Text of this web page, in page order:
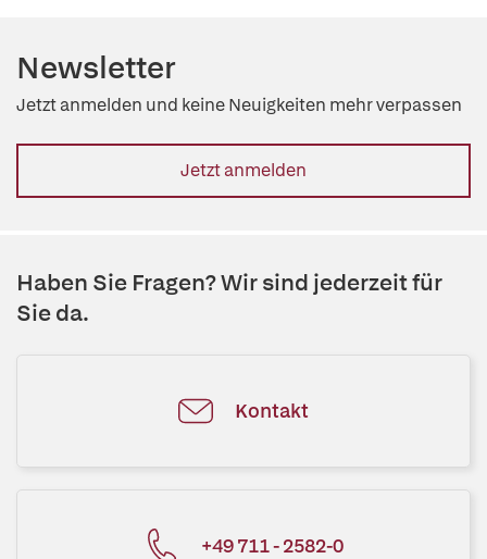
Newsletter
Jetzt anmelden und keine Neuigkeiten mehr verpassen
Jetzt anmelden
Haben Sie Fragen? Wir sind jederzeit für
Sie da.
Kontakt
+49 711 - 2582-0